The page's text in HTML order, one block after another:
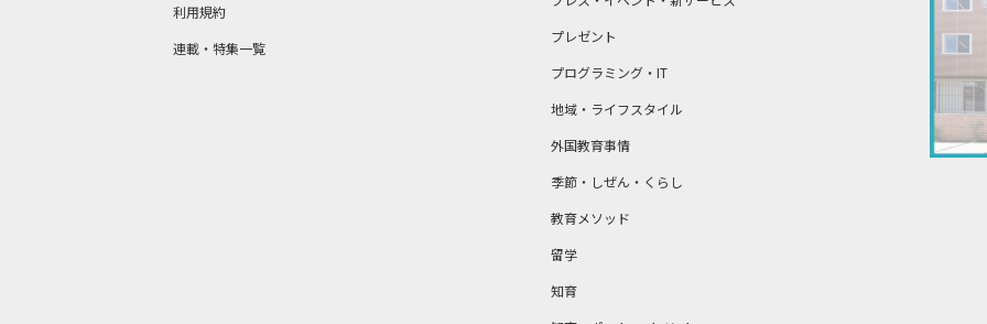
利用規約
連載・特集一覧
プレゼント
プログラミング・IT
地域・ライフスタイル
外国教育事情
季節・しぜん・くらし
教育メソッド
留学
知育